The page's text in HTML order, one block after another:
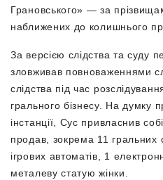
Грановського» — за
наближених до колишнього
За версією слідства та суду
зловживав повноваженнями
слідства під час
грального бізнесу. На думку
інстанції, Сус привласнив
продав, зокрема 11 гральних
ігрових автоматів, 1
металеву статую жінки.